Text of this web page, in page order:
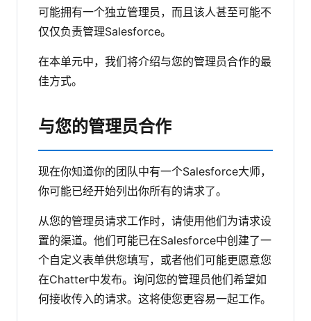
可能拥有一个独立管理员，而且该人甚至可能不
仅仅负责管理Salesforce。
在本单元中，我们将介绍与您的管理员合作的最
佳方式。
与您的管理员合作
现在你知道你的团队中有一个Salesforce大师，
你可能已经开始列出你所有的请求了。
从您的管理员请求工作时，请使用他们为请求设
置的渠道。他们可能已在Salesforce中创建了一
个自定义表单供您填写，或者他们可能更愿意您
在Chatter中发布。询问您的管理员他们希望如
何接收传入的请求。这将使您更容易一起工作。